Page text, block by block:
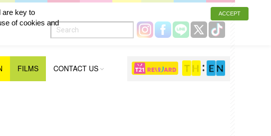
FILMS CONTACT US
are key to
of cookies and
ACCEPT